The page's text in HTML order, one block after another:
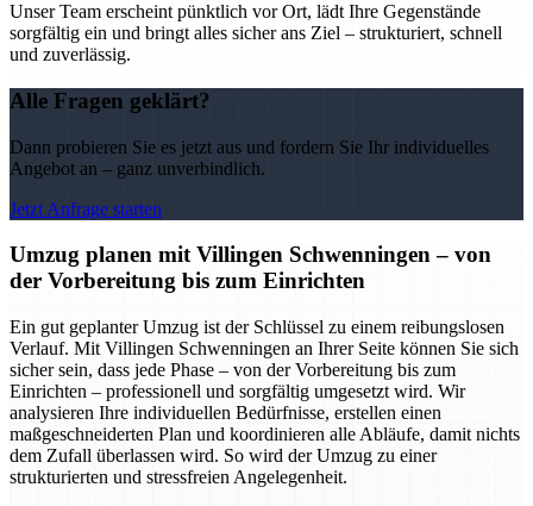
Unser Team erscheint pünktlich vor Ort, lädt Ihre Gegenstände
sorgfältig ein und bringt alles sicher ans Ziel – strukturiert, schnell
und zuverlässig.
Alle Fragen geklärt?
Dann probieren Sie es jetzt aus und fordern Sie Ihr individuelles
Angebot an – ganz unverbindlich.
Jetzt Anfrage starten
Umzug planen mit Villingen Schwenningen – von
der Vorbereitung bis zum Einrichten
Ein gut geplanter Umzug ist der Schlüssel zu einem reibungslosen
Verlauf. Mit Villingen Schwenningen an Ihrer Seite können Sie sich
sicher sein, dass jede Phase – von der Vorbereitung bis zum
Einrichten – professionell und sorgfältig umgesetzt wird. Wir
analysieren Ihre individuellen Bedürfnisse, erstellen einen
maßgeschneiderten Plan und koordinieren alle Abläufe, damit nichts
dem Zufall überlassen wird. So wird der Umzug zu einer
strukturierten und stressfreien Angelegenheit.